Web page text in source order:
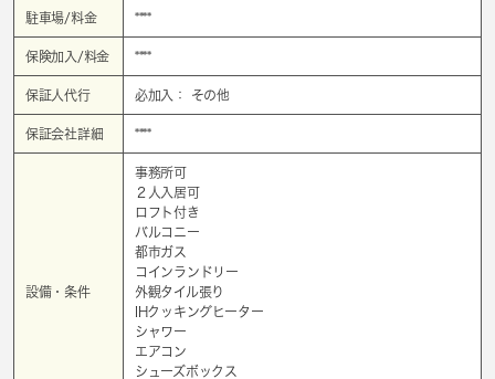
駐車場/料金 ****
保険加入/料金 ****
保証人代行 必加入： その他
保証会社詳細 ****
設備・条件
事務所可
２人入居可
ロフト付き
バルコニー
都市ガス
コインランドリー
外観タイル張り
IHクッキングヒーター
シャワー
エアコン
シューズボックス